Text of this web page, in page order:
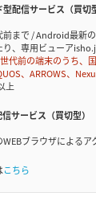
配信サービス（買切
前まで / Android最新
、専用ビューア
前の端末のうち、
、ARROWS、
上
サービス（買切型）
ブラウザによるア
こちら